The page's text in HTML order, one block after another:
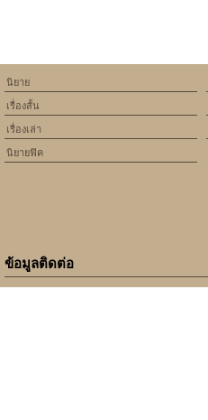
นิยาย
เรื่องสั้น
เรื่องเล่า
นิยายฟิค
ข้อมูลติดต่อ